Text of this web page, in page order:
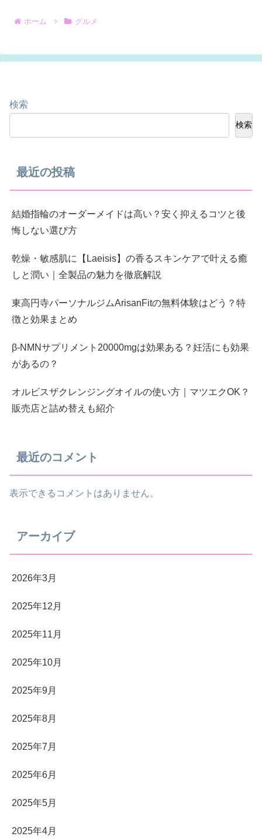
ホーム グルメ
検索
検索
最近の投稿
結婚指輪のオーダーメイドは高い？安く抑えるコツと後
悔しない選び方
乾燥・敏感肌に【Laeisis】の香るスキンケアで叶える癒
しと潤い｜全製品の魅力を徹底解説
東高円寺パーソナルジムArisanFitの無料体験はどう？特
徴と効果まとめ
β-NMNサプリメント20000mgは効果ある？妊活にも効果
があるの？
オルビスザクレンジングオイルの使い方｜マツエクOK？
販売店と詰め替えも紹介
最近のコメント
表示できるコメントはありません。
アーカイブ
2026年3月
2025年12月
2025年11月
2025年10月
2025年9月
2025年8月
2025年7月
2025年6月
2025年5月
2025年4月